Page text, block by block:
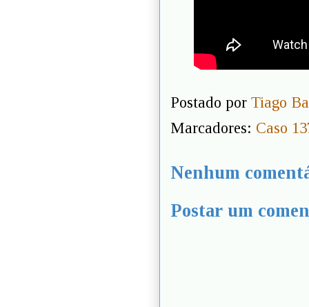
Postado por Tiago
Marcadores: Caso
Nenhum
Postar um